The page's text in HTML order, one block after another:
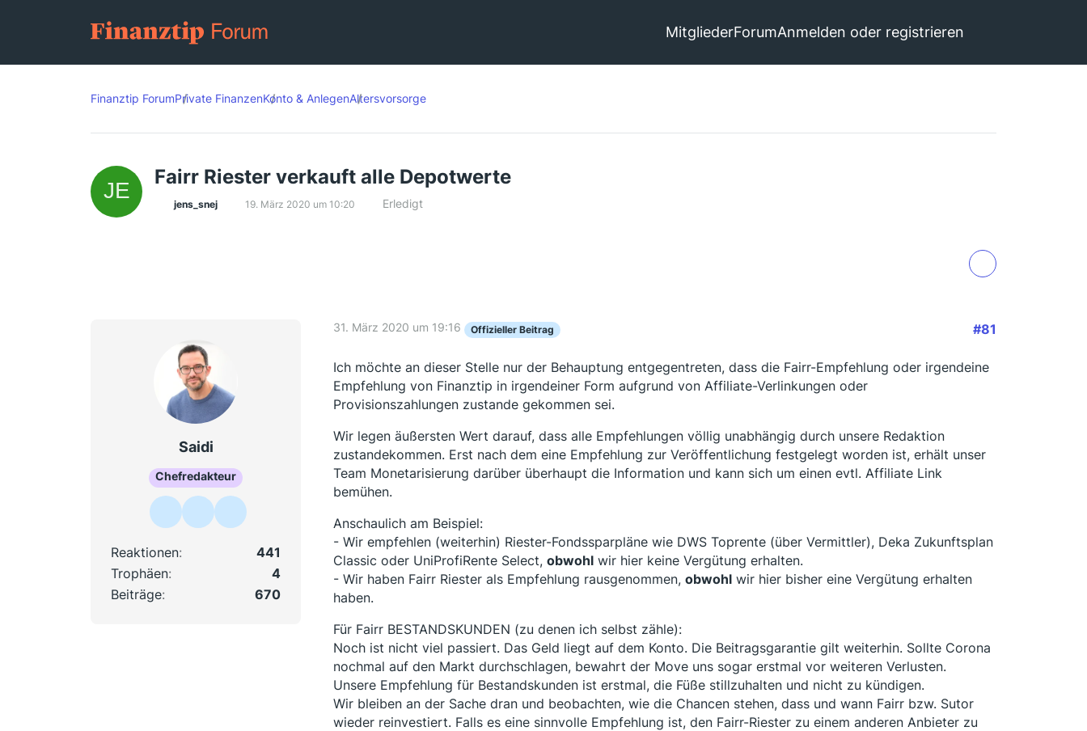
MitgliederForumAnmelden oder registrieren
Finanztip ForumPrivate FinanzenKonto & AnlegenAltersvorsorge
Fairr Riester verkauft alle Depotwerte
jens_snej 19. März 2020 um 10:20 Erledigt
Saidi
Chefredakteur
Reaktionen
441
Trophäen
4
Beiträge
670
31. März 2020 um 19:16 Offizieller Beitrag #81
Ich möchte an dieser Stelle nur der Behauptung entgegentreten, dass die Fairr-Empfehlung oder irgendeine
Empfehlung von Finanztip in irgendeiner Form aufgrund von Affiliate-Verlinkungen oder
Provisionszahlungen zustande gekommen sei.
Wir legen äußersten Wert darauf, dass alle Empfehlungen völlig unabhängig durch unsere Redaktion
zustandekommen. Erst nach dem eine Empfehlung zur Veröffentlichung festgelegt worden ist, erhält unser
Team Monetarisierung darüber überhaupt die Information und kann sich um einen evtl. Affiliate Link
bemühen.
Anschaulich am Beispiel:
- Wir empfehlen (weiterhin) Riester-Fondssparpläne wie DWS Toprente (über Vermittler), Deka Zukunftsplan
Classic oder UniProfiRente Select, obwohl wir hier keine Vergütung erhalten.
- Wir haben Fairr Riester als Empfehlung rausgenommen, obwohl wir hier bisher eine Vergütung erhalten
haben.
Für Fairr BESTANDSKUNDEN (zu denen ich selbst zähle):
Noch ist nicht viel passiert. Das Geld liegt auf dem Konto. Die Beitragsgarantie gilt weiterhin. Sollte Corona
nochmal auf den Markt durchschlagen, bewahrt der Move uns sogar erstmal vor weiteren Verlusten.
Unsere Empfehlung für Bestandskunden ist erstmal, die Füße stillzuhalten und nicht zu kündigen.
Wir bleiben an der Sache dran und beobachten, wie die Chancen stehen, dass und wann Fairr bzw. Sutor
wieder reinvestiert. Falls es eine sinnvolle Empfehlung ist, den Fairr-Riester zu einem anderen Anbieter zu